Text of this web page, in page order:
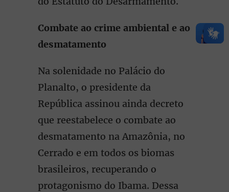
Combate ao crime ambiental e ao
desmatamento
Na solenidade no Palácio do
Planalto, o presidente da
República assinou ainda decreto
que reestabelece o combate ao
desmatamento na Amazônia, no
Cerrado e em todos os biomas
brasileiros, recuperando o
protagonismo do Ibama. Dessa